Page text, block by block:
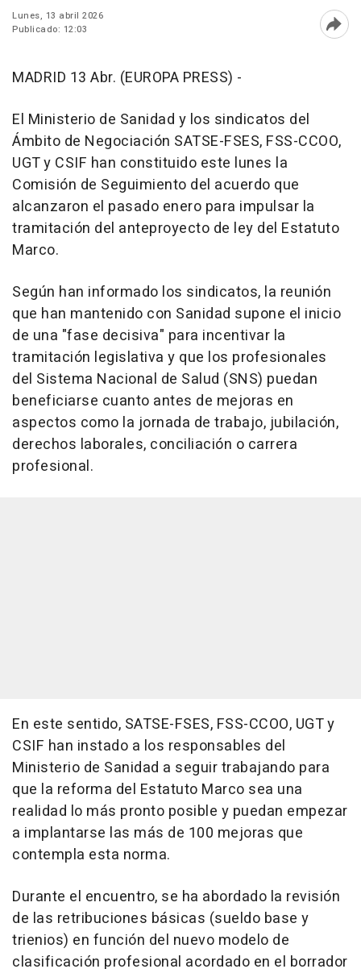
Lunes, 13 abril 2026
Publicado: 12:03
MADRID 13 Abr. (EUROPA PRESS) -
El Ministerio de Sanidad y los sindicatos del
Ámbito de Negociación SATSE-FSES, FSS-CCOO,
UGT y CSIF han constituido este lunes la
Comisión de Seguimiento del acuerdo que
alcanzaron el pasado enero para impulsar la
tramitación del anteproyecto de ley del Estatuto
Marco.
Según han informado los sindicatos, la reunión
que han mantenido con Sanidad supone el inicio
de una "fase decisiva" para incentivar la
tramitación legislativa y que los profesionales
del Sistema Nacional de Salud (SNS) puedan
beneficiarse cuanto antes de mejoras en
aspectos como la jornada de trabajo, jubilación,
derechos laborales, conciliación o carrera
profesional.
En este sentido, SATSE-FSES, FSS-CCOO, UGT y
CSIF han instado a los responsables del
Ministerio de Sanidad a seguir trabajando para
que la reforma del Estatuto Marco sea una
realidad lo más pronto posible y puedan empezar
a implantarse las más de 100 mejoras que
contempla esta norma.
Durante el encuentro, se ha abordado la revisión
de las retribuciones básicas (sueldo base y
trienios) en función del nuevo modelo de
clasificación profesional acordado en el borrador